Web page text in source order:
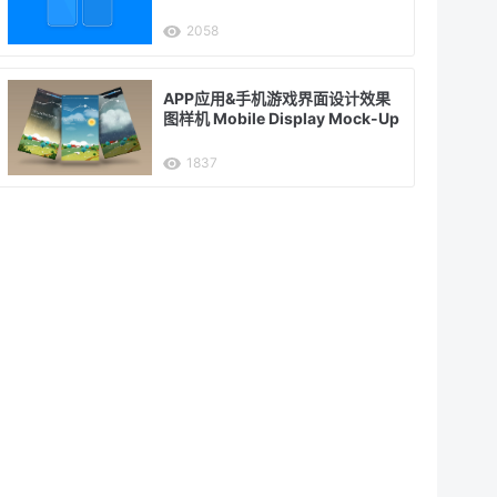
2058
APP应用&手机游戏界面设计效果
图样机 Mobile Display Mock-Up
1837